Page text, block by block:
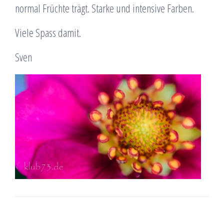
normal Früchte trägt. Starke und intensive Farben.
Viele Spass damit.
Sven